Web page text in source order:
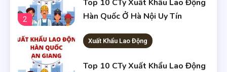
2
Top 10 CTy Xuất Khẩu Lao Động
Hàn Quốc Ở Hà Nội Uy Tín
Xuất Khẩu Lao Động
Top 10 CTy Xuất Khẩu Lao Động